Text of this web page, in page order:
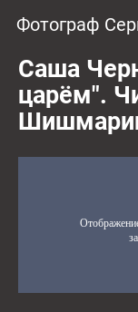
Фотограф
Саша
царём".